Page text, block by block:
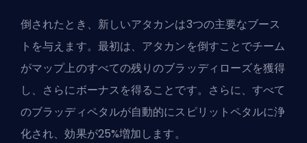
倒されたとき、新しいアタカンは3つの主要なブース
トを与えます。最初は、アタカンを倒すことでチーム
がマップ上のすべての残りのブラッディローズを獲得
し、さらにボーナスを得ることです。さらに、すべて
のブラッディペタルが自動的にスピリットペタルに浄
化され、効果が25%増加します。